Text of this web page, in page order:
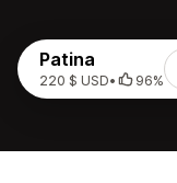
Patina
220 $ USD• 96%